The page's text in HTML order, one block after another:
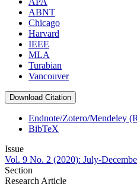
ABNT
Chicago
Harvard
IEEE
MLA
Turabian
Vancouver
Download Citation
Endnote/Zotero/Mendeley
BibTeX
Issue
Vol. 9 No. 2 (2020): July-
Section
Research Article